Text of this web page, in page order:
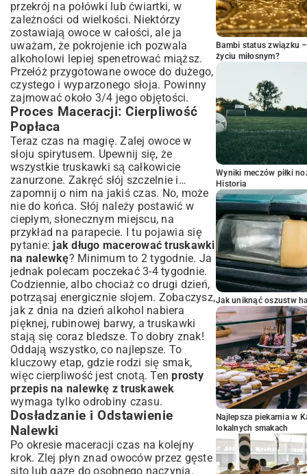
przekrój na połówki lub ćwiartki, w
zależności od wielkości. Niektórzy
zostawiają owoce w całości, ale ja
uważam, że pokrojenie ich pozwala
alkoholowi lepiej spenetrować miąższ.
Przełóż przygotowane owoce do dużego,
czystego i wyparzonego słoja. Powinny
zajmować około 3/4 jego objętości.
Proces Maceracji: Cierpliwość
Popłaca
Teraz czas na magię. Zalej owoce w
słoju spirytusem. Upewnij się, że
wszystkie truskawki są całkowicie
zanurzone. Zakręć słój szczelnie i…
zapomnij o nim na jakiś czas. No, może
nie do końca. Słój należy postawić w
ciepłym, słonecznym miejscu, na
przykład na parapecie. I tu pojawia się
pytanie: jak długo macerować truskawki
na nalewkę? Minimum to 2 tygodnie. Ja
jednak polecam poczekać 3-4 tygodnie.
Codziennie, albo chociaż co drugi dzień,
potrząsaj energicznie słojem. Zobaczysz,
jak z dnia na dzień alkohol nabiera
pięknej, rubinowej barwy, a truskawki
stają się coraz bledsze. To dobry znak!
Oddają wszystko, co najlepsze. To
kluczowy etap, gdzie rodzi się smak,
więc cierpliwość jest cnotą. Tenprosty
przepis na nalewkę z truskawek
wymaga tylko odrobiny czasu.
Dosładzanie i Odstawienie
Nalewki
Po okresie maceracji czas na kolejny
krok. Zlej płyn znad owoców przez gęste
sito lub gazę do osobnego naczynia.
Bambi status związku
życiu miłosnym?
Wyniki meczów piłki
Historia
Jak uniknąć oszustw
Najlepsza piekarnia w
lokalnych smakach